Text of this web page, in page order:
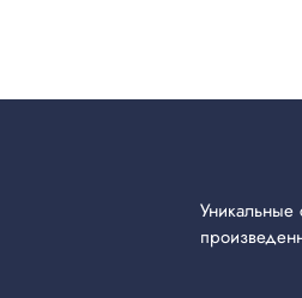
Уникальные